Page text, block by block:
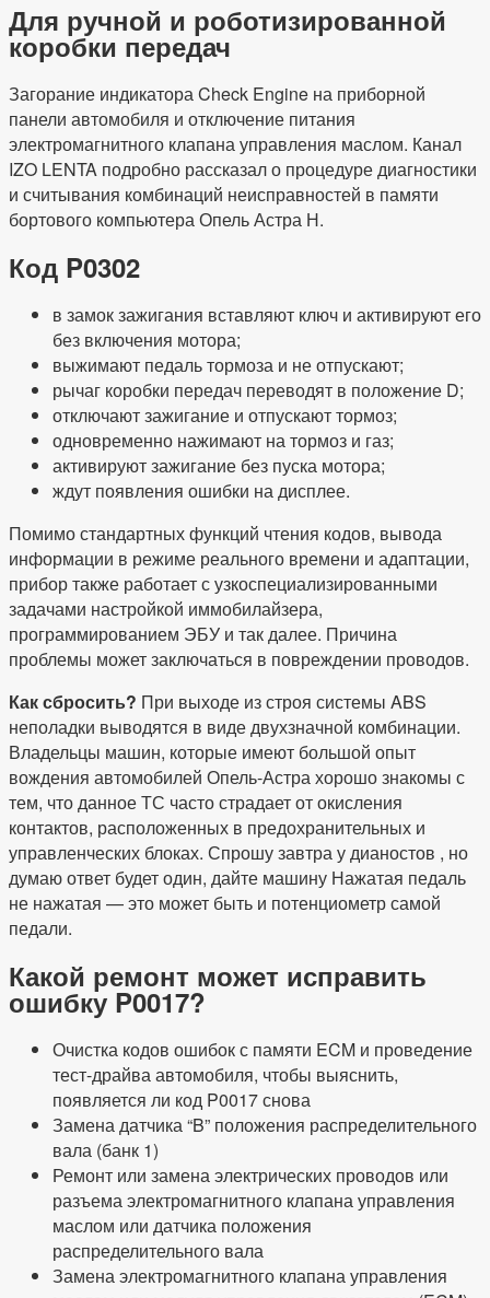
Для ручной и роботизированной
коробки передач
Загорание индикатора Check Engine на приборной
панели автомобиля и отключение питания
электромагнитного клапана управления маслом. Канал
IZO LENTA подробно рассказал о процедуре диагностики
и считывания комбинаций неисправностей в памяти
бортового компьютера Опель Астра Н.
Код P0302
в замок зажигания вставляют ключ и активируют его
без включения мотора;
выжимают педаль тормоза и не отпускают;
рычаг коробки передач переводят в положение D;
отключают зажигание и отпускают тормоз;
одновременно нажимают на тормоз и газ;
активируют зажигание без пуска мотора;
ждут появления ошибки на дисплее.
Помимо стандартных функций чтения кодов, вывода
информации в режиме реального времени и адаптации,
прибор также работает с узкоспециализированными
задачами настройкой иммобилайзера,
программированием ЭБУ и так далее. Причина
проблемы может заключаться в повреждении проводов.
Как сбросить? При выходе из строя системы ABS
неполадки выводятся в виде двухзначной комбинации.
Владельцы машин, которые имеют большой опыт
вождения автомобилей Опель-Астра хорошо знакомы с
тем, что данное ТС часто страдает от окисления
контактов, расположенных в предохранительных и
управленческих блоках. Спрошу завтра у дианостов , но
думаю ответ будет один, дайте машину Нажатая педаль
не нажатая — это может быть и потенциометр самой
педали.
Какой ремонт может исправить
ошибку P0017?
Очистка кодов ошибок с памяти ECM и проведение
тест-драйва автомобиля, чтобы выяснить,
появляется ли код P0017 снова
Замена датчика “B” положения распределительного
вала (банк 1)
Ремонт или замена электрических проводов или
разъема электромагнитного клапана управления
маслом или датчика положения
распределительного вала
Замена электромагнитного клапана управления